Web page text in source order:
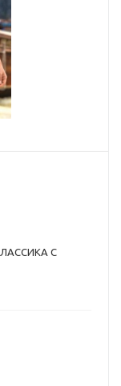
С